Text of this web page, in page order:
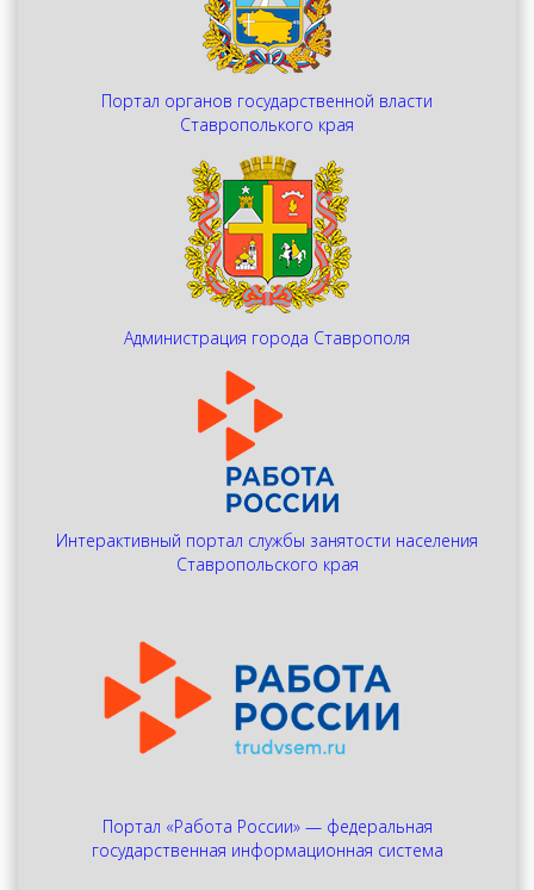
Портал органов государственной власти
Ставрополького края
Администрация города Ставрополя
Интерактивный портал службы занятости населения
Ставропольского края
Портал «Работа России» — федеральная
государственная информационная система